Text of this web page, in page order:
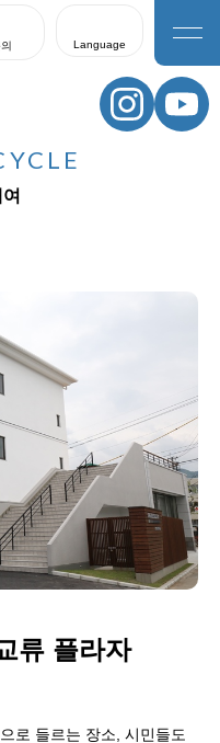
Language
日本語
English
류 플라자
로 들르는 장소, 시민들도